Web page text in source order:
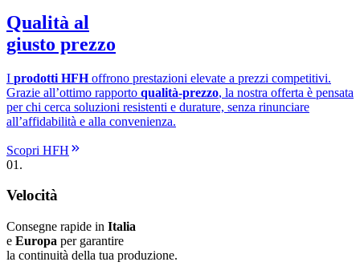
Qualità al
giusto prezzo
I prodotti HFHoffrono prestazioni elevate a prezzi competitivi.
Grazie all’ottimo rapporto qualità-prezzo, la nostra offerta è pensata
per chi cerca soluzioni resistenti e durature, senza rinunciare
all’affidabilità e alla convenienza.
Scopri HFH
01.
Velocità
Consegne rapide in Italia
e Europa per garantire
la continuità della tua produzione.